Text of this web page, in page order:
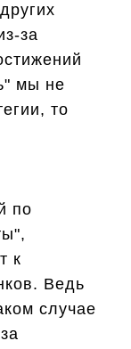
за
мы не
то
по
к
Ведь
случае